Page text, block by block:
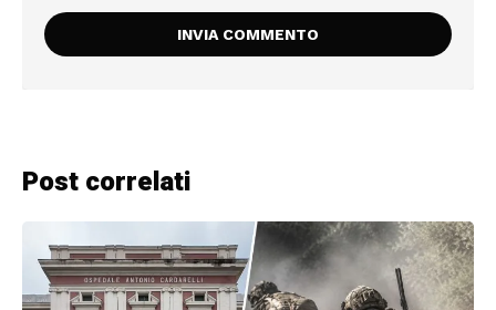
Post correlati